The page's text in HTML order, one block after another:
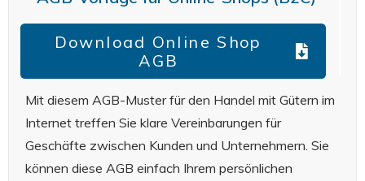
Download Online Shop
AGB
Mit diesem AGB-Muster für den Handel mit Gütern im
Internet treffen Sie klare Vereinbarungen für
Geschäfte zwischen Kunden und Unternehmern. Sie
können diese AGB einfach Ihrem persönlichen